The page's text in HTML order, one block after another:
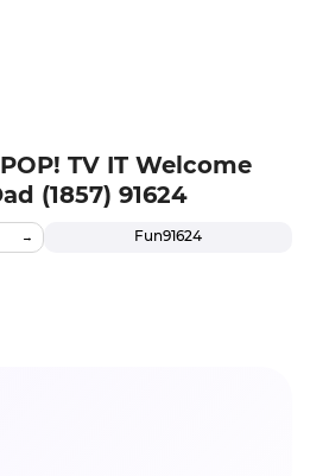
TV IT Welcome
(1857) 91624
Fun91624